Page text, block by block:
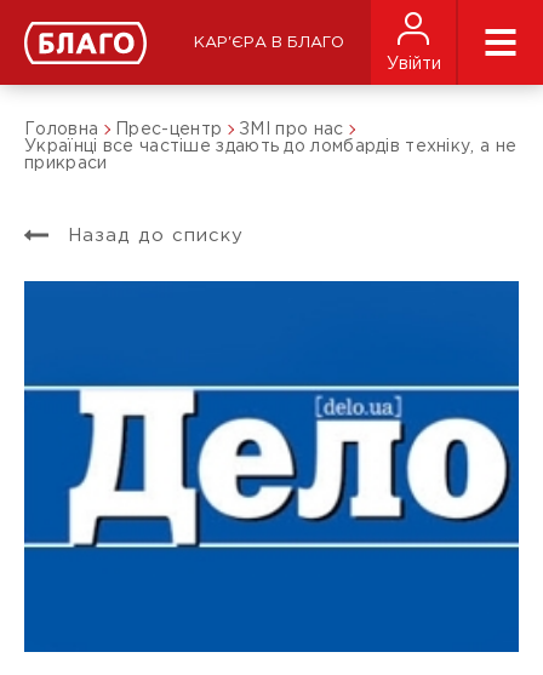
КАР'ЄРА В БЛАГО
Увійти
Головна Прес-центр
ЗМІ про нас
Українці все частіше здають до ломбардів техніку, а не
прикраси
Назад до списку